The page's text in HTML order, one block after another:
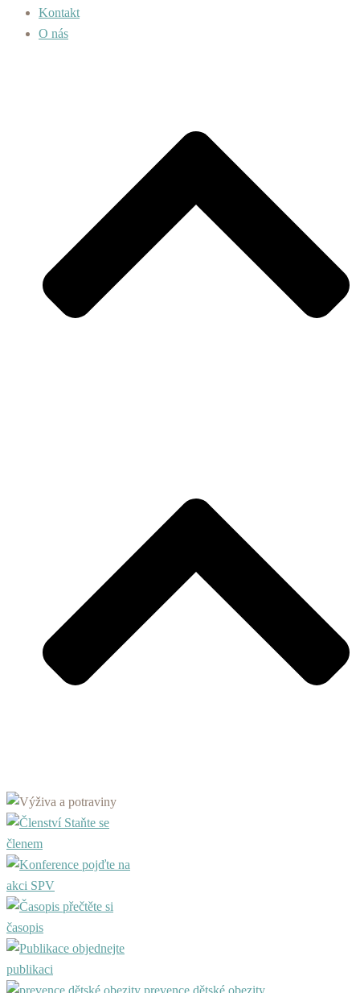
Kontakt
O nás
Staňte se
členem
pojďte na
akci SPV
přečtěte si
časopis
objednejte
publikaci
prevence dětské obezity